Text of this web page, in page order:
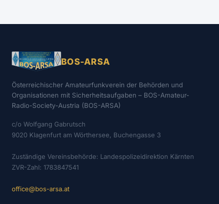
BOS-ARSA
Österreichischer Amateurfunkverein der Behörden und
Organisationen mit Sicherheitsaufgaben – BOS-Amateur-
Radio-Society-Austria (BOS-ARSA)
c/o Wolfgang Gabrutsch
9020 Klagenfurt am Wörthersee, Buchengasse 3
Zuständige Vereinsbehörde: Landespolizeidirektion Kärnten
ZVR-Zahl: 1783847541
office@bos-arsa.at